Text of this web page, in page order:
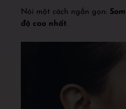
Nói một cách ngắn gọn:
độ cao nhất.